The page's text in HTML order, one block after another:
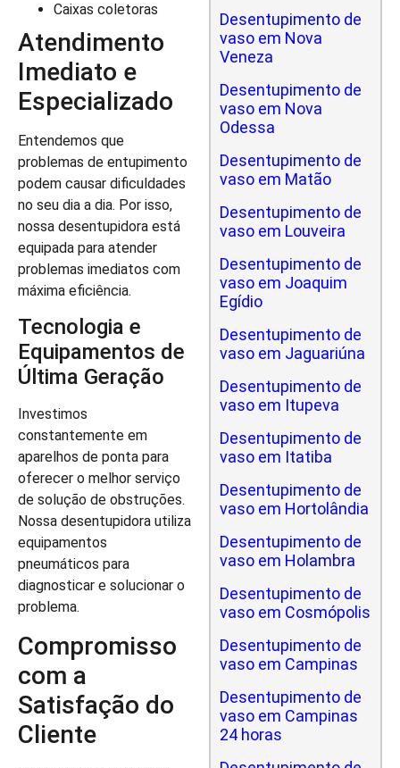
Caixas coletoras
Atendimento
Imediato e
Especializado
Entendemos que
problemas de entupimento
podem causar dificuldades
no seu dia a dia. Por isso,
nossa desentupidora está
equipada para atender
problemas imediatos com
máxima eficiência.
Tecnologia e
Equipamentos de
Última Geração
Investimos
constantemente em
aparelhos de ponta para
oferecer o melhor serviço
de solução de obstruções.
Nossa desentupidora utiliza
equipamentos
pneumáticos para
diagnosticar e solucionar o
problema.
Compromisso
com a
Satisfação do
Cliente
Desentupimento de
vaso em Nova
Veneza
Desentupimento de
vaso em Nova
Odessa
Desentupimento de
vaso em Matão
Desentupimento de
vaso em Louveira
Desentupimento de
vaso em Joaquim
Egídio
Desentupimento de
vaso em Jaguariúna
Desentupimento de
vaso em Itupeva
Desentupimento de
vaso em Itatiba
Desentupimento de
vaso em Hortolândia
Desentupimento de
vaso em Holambra
Desentupimento de
vaso em Cosmópolis
Desentupimento de
vaso em Campinas
Desentupimento de
vaso em Campinas
24 horas